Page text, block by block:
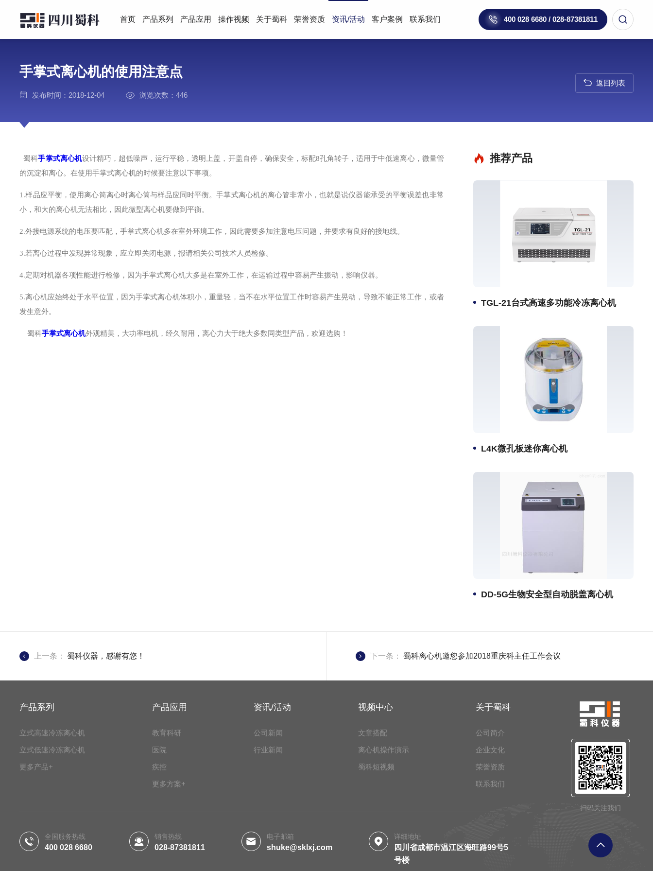
400 028 6680 / 028-87381811
首页 产品系列 产品应用 操作视频 关于蜀科 荣誉资质 资讯/活动 客户案例 联系我们
手掌式离心机的使用注意点
发布时间：2018-12-04 浏览次数：446
返回列表
蜀科手掌式离心机设计精巧，超低噪声，运行平稳，透明上盖，开盖自停，确保安全，标配8孔角转子，适用于中低速离心，微量管
的沉淀和离心。在使用手掌式离心机的时候要注意以下事项。
1.样品应平衡，使用离心筒离心时离心筒与样品应同时平衡。手掌式离心机的离心管非常小，也就是说仪器能承受的平衡误差也非常
小，和大的离心机无法相比，因此微型离心机要做到平衡。
2.外接电源系统的电压要匹配，手掌式离心机多在室外环境工作，因此需要多加注意电压问题，并要求有良好的接地线。
3.若离心过程中发现异常现象，应立即关闭电源，报请相关公司技术人员检修。
4.定期对机器各项性能进行检修，因为手掌式离心机大多是在室外工作，在运输过程中容易产生振动，影响仪器。
5.离心机应始终处于水平位置，因为手掌式离心机体积小，重量轻，当不在水平位置工作时容易产生晃动，导致不能正常工作，或者
发生意外。
蜀科手掌式离心机外观精美，大功率电机，经久耐用，离心力大于绝大多数同类型产品，欢迎选购！
推荐产品
TGL-21台式高速多功能冷冻离心机
L4K微孔板迷你离心机
DD-5G生物安全型自动脱盖离心机
上一条：蜀科仪器，感谢有您！ 下一条： 蜀科离心机邀您参加2018重庆科主任工作会议
产品系列
立式高速冷冻离心机
立式低速冷冻离心机
更多产品+
产品应用
教育科研
医院
疾控
更多方案+
资讯/活动
公司新闻
行业新闻
视频中心
文章搭配
离心机操作演示
蜀科短视频
关于蜀科
公司简介
企业文化
荣誉资质
联系我们
全国服务热线
400 028 6680
销售热线
028-87381811
电子邮箱
shuke@sklxj.com
详细地址
四川省成都市温江区海旺路99号5
号楼
扫码关注我们